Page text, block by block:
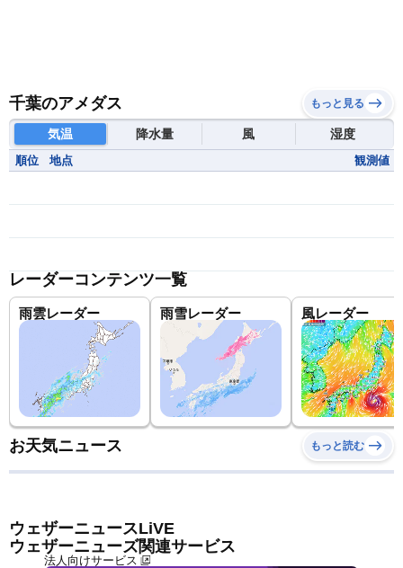
千葉のアメダス もっと見る
気温 降水量 風 湿度
順位 地点 観測値
レーダーコンテンツ一覧
雨雲レーダー 雨雪レーダー 風レーダー
お天気ニュース もっと読む
ウェザーニュースLiVE
ウェザーニューズ関連サービス
法人向けサービス